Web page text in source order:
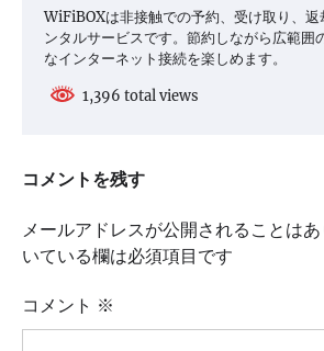
WiFiBOXは非接触での予約、受け取り、
ンタルサービスです。節約しながら広範囲
なインターネット接続を楽しめます。
1,396 total views
コメントを残す
メールアドレスが公開されることはあ
いている欄は必須項目です
コメント ※